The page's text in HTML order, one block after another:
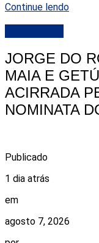
Continue lendo
JORGE DO
MAIA E
ACIRRADA
NOMINATA
Publicado
1 dia atrás
em
agosto 7, 2026